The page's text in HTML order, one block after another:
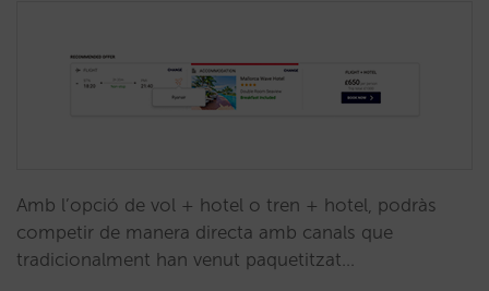
Amb l’opció de vol + hotel o tren + hotel, podràs
competir de manera directa amb canals que
tradicionalment han venut paquetitzat…